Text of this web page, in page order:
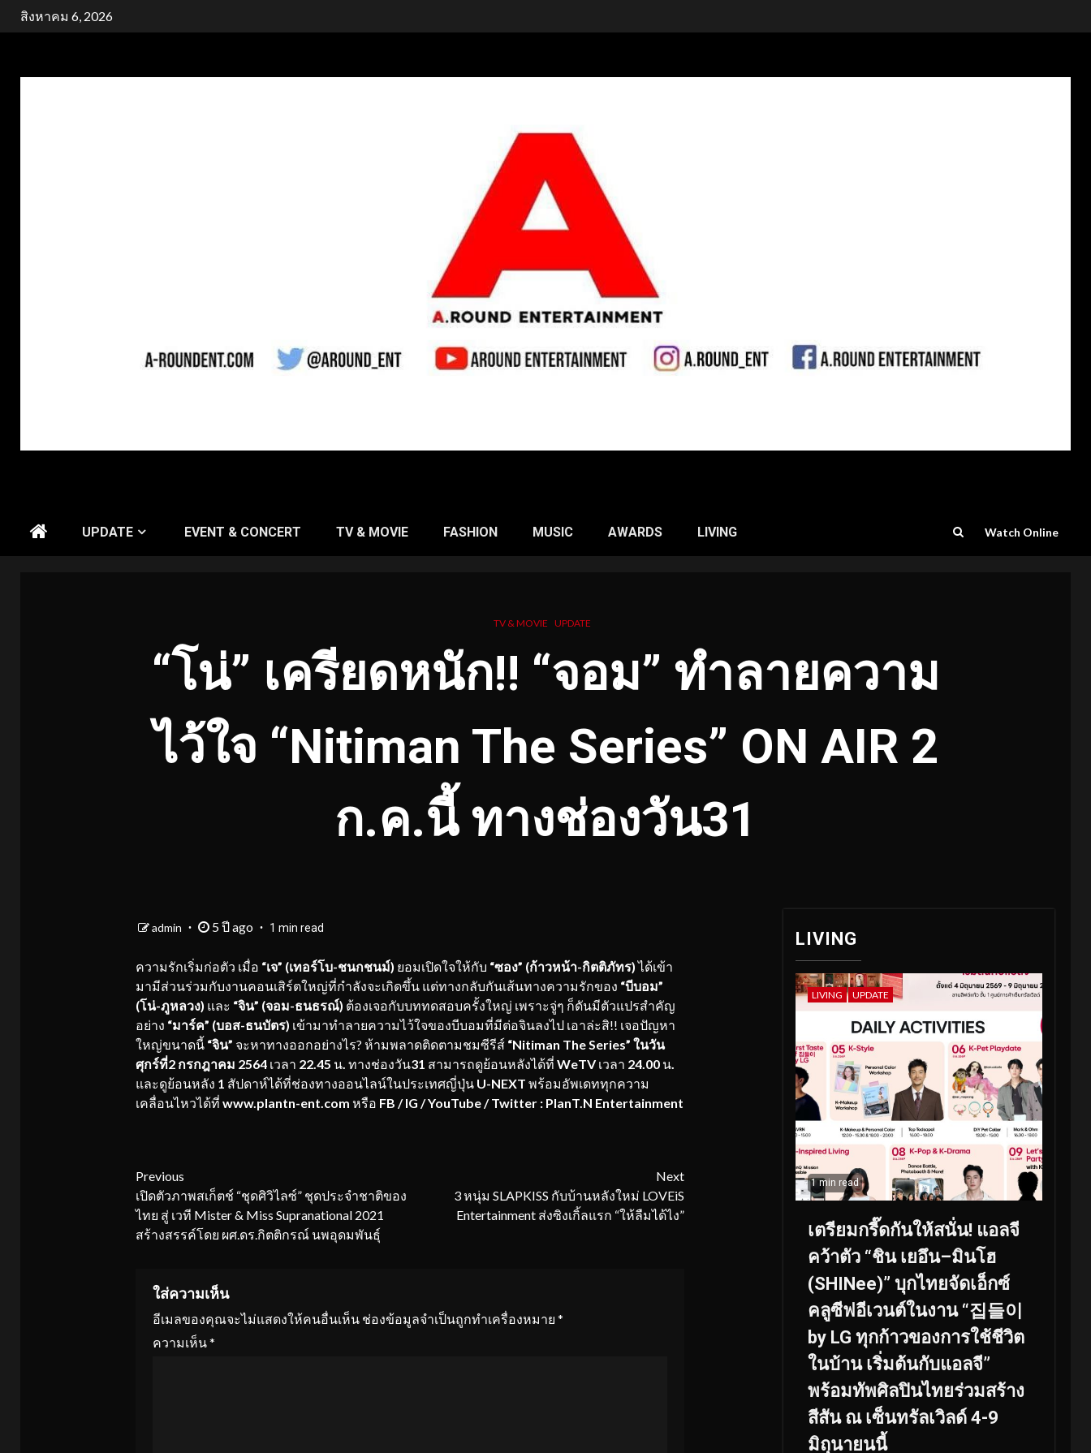
Skipสิงหาคม 6, 2026
UPDATE EVENT & CONCERT TV & MOVIE FASHION MUSIC AWARDS LIVING Watch Online
TV & MOVIE UPDATE
“โน่” เครียดหนัก!! “จอม” ทำลายความ
ไว้ใจ “Nitiman The Series” ON AIR 2
ก.ค.นี้ ทางช่องวัน31
admin 5 ปี ago 1 min read
ความรักเริ่มก่อตัว เมื่อ “เจ” (เทอร์โบ-ชนกชนม์) ยอมเปิดใจให้กับ “ซอง” (ก้าวหน้า-กิตติภัทร)ได้เข้า
มามีส่วนร่วมกับงานคอนเสิร์ตใหญ่ที่กำลังจะเกิดขึ้น แต่ทางกลับกันเส้นทางความรักของ “บีบอม”
(โน่-ภูหลวง) และ “จิน” (จอม-ธนธรณ์) ต้องเจอกับบททดสอบครั้งใหญ่ เพราะจู่ๆ ก็ดันมีตัวแปรสำคัญ
อย่าง “มาร์ค” (บอส-ธนบัตร) เข้ามาทำลายความไว้ใจของบีบอมที่มีต่อจินลงไป เอาล่ะสิ!! เจอปัญหา
ใหญ่ขนาดนี้ “จิน” จะหาทางออกอย่างไร? ห้ามพลาดติดตามชมซีรีส์ “Nitiman The Series” ในวัน
ศุกร์ที่2 กรกฎาคม 2564 เวลา 22.45 น. ทางช่องวัน31 สามารถดูย้อนหลังได้ที่ WeTVเวลา 24.00 น.
และดูย้อนหลัง 1 สัปดาห์ได้ที่ช่องทางออนไลน์ในประเทศญี่ปุ่นU-NEXT พร้อมอัพเดททุกความ
เคลื่อนไหวได้ที่ www.plantn-ent.com หรือ FB / IG / YouTube / Twitter : PlanT.N Entertainment
Continue
Reading
Previous
เปิดตัวภาพสเก็ตช์ “ชุดศิวิไลซ์” ชุดประจำชาติของ
ไทย สู่ เวที Mister & Miss Supranational 2021
สร้างสรรค์โดย ผศ.ดร.กิตติกรณ์ นพอุดมพันธุ์
Next
3 หนุ่ม SLAPKISS กับบ้านหลังใหม่ LOVEiS
Entertainment ส่งซิงเกิ้ลแรก “ให้ลืมได้ไง”
ใส่ความเห็น
อีเมลของคุณจะไม่แสดงให้คนอื่นเห็น ช่องข้อมูลจำเป็นถูกทำเครื่องหมาย *
ความเห็น*
LIVING
LIVING UPDATE
1 min read
เตรียมกรี๊ดกันให้สนั่น! แอลจี
คว้าตัว “ชิน เยอึน–มินโฮ
(SHINee)” บุกไทยจัดเอ็กซ์
คลูซีฟอีเวนต์ในงาน “집들이
by LG ทุกก้าวของการใช้ชีวิต
ในบ้าน เริ่มต้นกับแอลจี”
พร้อมทัพศิลปินไทยร่วมสร้าง
สีสัน ณ เซ็นทรัลเวิลด์ 4-9
มิถุนายนนี้